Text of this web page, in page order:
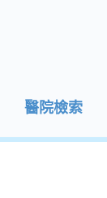
醫院檢索